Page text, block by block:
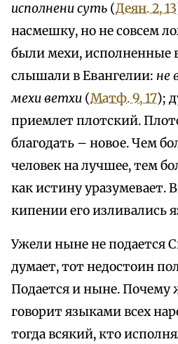
исполнени суть (Деян. 2, 13
насмешку, но не совсем
были мехи,
слышали в Евангелии: не
мехи ветхи (Матф. 9, 17);
приемлет плотский.
благодать – новое. Чем
человек на лучшее, тем
как истину уразумевает.
кипении его изливались
Ужели ныне не подается
думает, тот недостоин
Подается и ныне. Почему
говорит языками всех
тогда всякий, кто